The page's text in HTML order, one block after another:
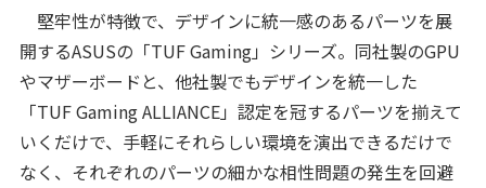
堅牢性が特徴で、デザインに統一感のあるパーツを展
開するASUSの「TUF Gaming」シリーズ。同社製のGPU
やマザーボードと、他社製でもデザインを統一した
「TUF Gaming ALLIANCE」認定を冠するパーツを揃えて
いくだけで、手軽にそれらしい環境を演出できるだけで
なく、それぞれのパーツの細かな相性問題の発生を回避